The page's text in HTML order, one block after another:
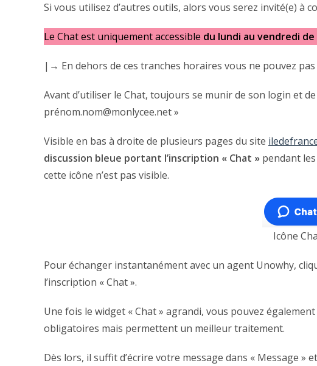
Si vous utilisez d’autres outils, alors vous serez invité(e) à
Le Chat est uniquement accessible du lundi au vendredi de
|→ En dehors de ces tranches horaires vous ne pouvez pas
Avant d’utiliser le Chat, toujours se munir de son login et
prénom.nom@monlycee.net »
Visible en bas à droite de plusieurs pages du site
discussion bleue portant l’inscription « Chat » pendant
cette icône n’est pas visible.
Icône
Pour échanger instantanément avec un agent Unowhy,
l’inscription « Chat ».
Une fois le widget « Chat » agrandi, vous pouvez
obligatoires mais permettent un meilleur traitement.
Dès lors, il suffit d’écrire votre message dans « Message »